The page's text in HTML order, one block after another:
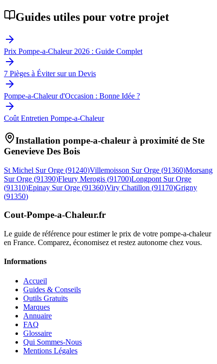
Guides utiles pour votre projet
Prix Pompe-a-Chaleur 2026 : Guide Complet
7 Pièges à Éviter sur un Devis
Pompe-a-Chaleur d'Occasion : Bonne Idée ?
Coût Entretien Pompe-a-Chaleur
Installation pompe-a-chaleur à proximité de Ste
Genevieve Des Bois
St Michel Sur Orge (91240)Villemoisson Sur Orge (91360)Morsang
Sur Orge (91390)Fleury Merogis (91700)Longpont Sur Orge
(91310)Epinay Sur Orge (91360)Viry Chatillon (91170)Grigny
(91350)
Cout-Pompe-a-Chaleur.fr
Le guide de référence pour estimer le prix de votre pompe-a-chaleur
en France. Comparez, économisez et restez autonome chez vous.
Informations
Accueil
Guides & Conseils
Outils Gratuits
Marques
Annuaire
FAQ
Glossaire
Qui Sommes-Nous
Mentions Légales